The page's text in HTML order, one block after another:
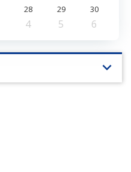
28 29
30
4 5 6
expand_more